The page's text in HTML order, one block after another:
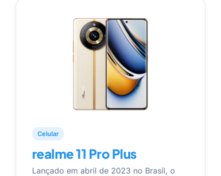
Celular
realme 11 Pro Plus
Lançado em abril de 2023 no Brasil, o